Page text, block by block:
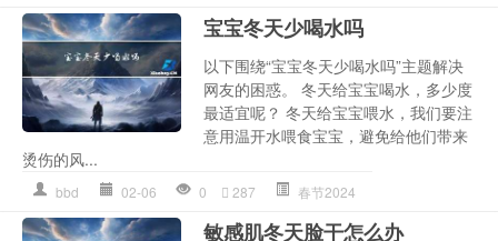
宝宝冬天少喝水吗
以下围绕“宝宝冬天少喝水吗”主题解决
网友的困惑。 冬天给宝宝喝水，多少度
最适宜呢？ 冬天给宝宝喂水，我们要注
意用温开水喂食宝宝，避免给他们带来
烫伤的风...
bbd 02-06 0 287 春节2024
敏感肌冬天脸干怎么办